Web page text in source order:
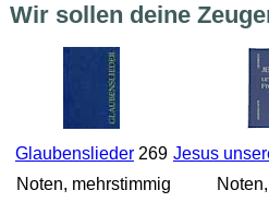
Wir sollen deine
Glaubenslieder269
Noten, mehrstimmig
Jesus